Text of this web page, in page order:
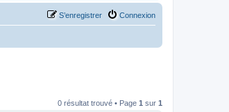
Connexion
S’enregistrer
0 résultat trouvé • Page 1 sur 1